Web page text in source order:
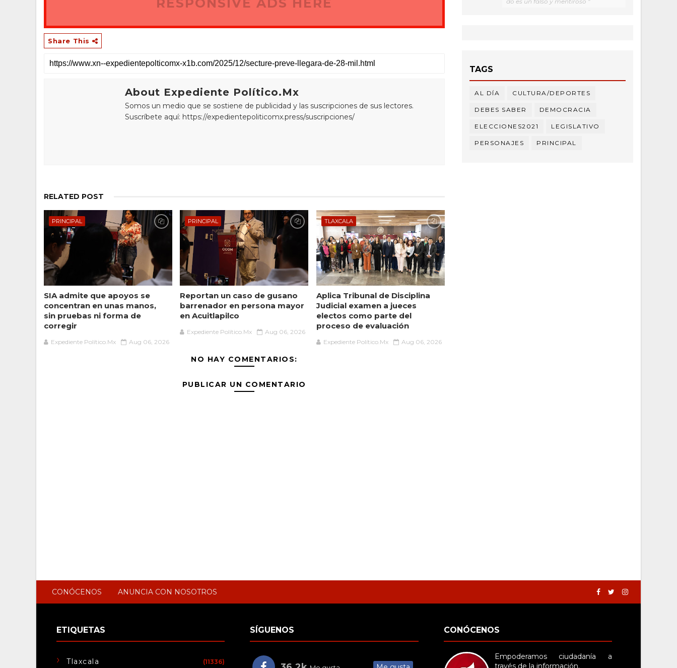
RESPONSIVE ADS HERE
Share This
About Expediente Político.Mx
Somos un medio que se sostiene de publicidad y las suscripciones de sus lectores.
Suscríbete aquí: https://expedientepoliticomx.press/suscripciones/
RELATED POST
PRINCIPAL
SIA admite que apoyos se
concentran en unas manos,
sin pruebas ni forma de
corregir
Expediente Político.Mx Aug 06, 2026
PRINCIPAL
Reportan un caso de gusano
barrenador en persona mayor
en Acuitlapilco
Expediente Político.Mx Aug 06, 2026
TLAXCALA
Aplica Tribunal de Disciplina
Judicial examen a jueces
electos como parte del
proceso de evaluación
Expediente Político.Mx Aug 06, 2026
NO HAY COMENTARIOS:
PUBLICAR UN COMENTARIO
TAGS
AL DÍA CULTURA/DEPORTES
DEBES SABER DEMOCRACIA
ELECCIONES2021 LEGISLATIVO
PERSONAJES PRINCIPAL
CONÓCENOS ANUNCIA CON NOSOTROS
ETIQUETAS
Tlaxcala (11336)
SÍGUENOS CONÓCENOS
Empoderamos ciudadanía a
través de la información.